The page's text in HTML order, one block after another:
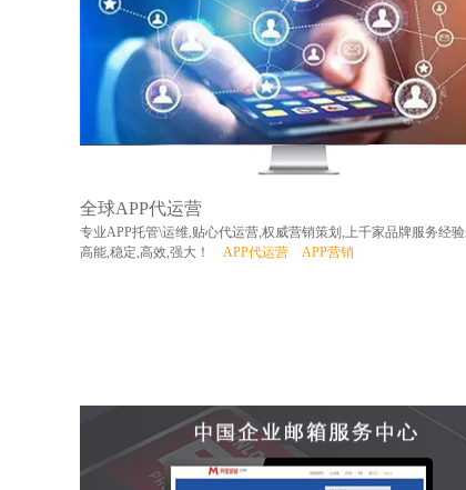
全球APP代运营
专业APP托管\运维,贴心代运营,权威营销策划,上千家品牌服务经验,
高能,稳定,高效,强大！ APP代运营 APP营销